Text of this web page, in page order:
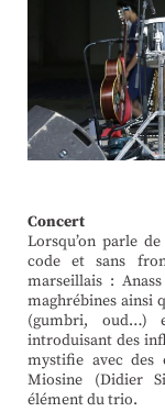
Concert
Lorsqu’on parle
code et sans
marseillais :
maghrébines ainsi
(gumbri, oud…)
introduisant des
mystifie avec des
Miosine (Didier
élément du trio.